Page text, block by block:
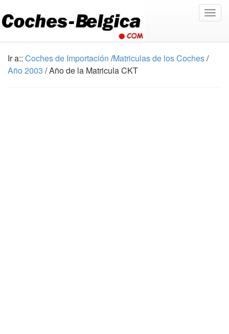
Ir a:: Coches de Importación /Matriculas de los Coches/
Año 2003 / Año de la Matricula CKT